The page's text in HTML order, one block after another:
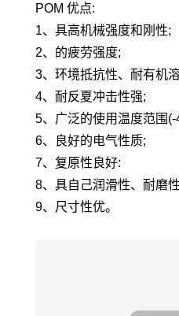
POM 优点:
1、具高机械强度和刚性;
2、的疲劳强度;
3、环境抵抗性、耐有机
4、耐反夏冲击性强;
5、广泛的使用温度范围
6、良好的电气性质;
7、复原性良好:
8、具自己润滑性、耐磨
9、尺寸性优。